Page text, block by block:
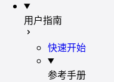
用户指南
快速开始
参考手册